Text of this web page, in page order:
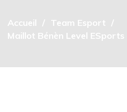
Accueil
Team Esport
Maillot Bénèn Level